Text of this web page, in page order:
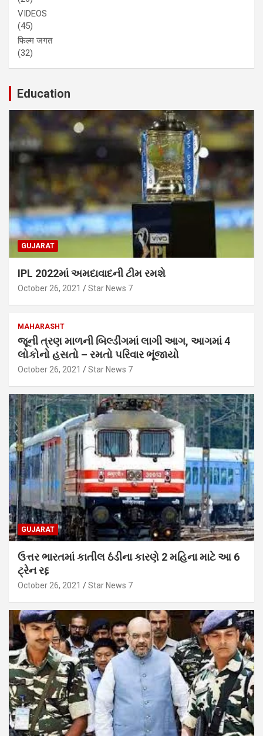
VIDEOS
(45)
फिल्म जगत
(32)
Education
GUJARAT
IPL 2022માં અમદાવાદની ટીમ રમશે
October 26, 2021 Star News 7
MAHARASHT
જૂની ત્રણ માળની બિલ્ડીંગમાં લાગી આગ, આગમાં 4
લોકોનો હસતો – રમતો પરિવાર ભૂંજાયો
October 26, 2021 Star News 7
GUJARAT
ઉત્તર ભારતમાં કાતીલ ઠંડીના કારણે 2 મહિના માટે આ 6
ટ્રેન રદ્દ
October 26, 2021 Star News 7